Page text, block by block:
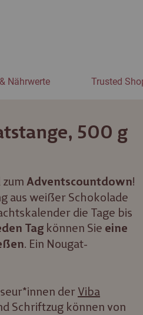
500 g
Adventscountdown!
aus weißer Schokolade
die Tage bis
Tag können Sie eine
. Ein Nougat-
der Viba
Schriftzug können von
Nährwerte Trusted